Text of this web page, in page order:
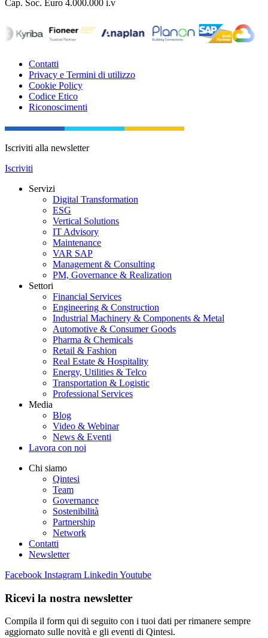
Cap. Soc. Euro 4.000.000 i.v
Contatti
Privacy e Termini di utilizzo
Cookie Policy
Codice Etico
Riconoscimenti
Iscriviti alla newsletter
Iscriviti
Servizi
Digital Transformation
ESG
Vertical Solutions
IT Advisory
Maintenance
VAR SAP
Management & Consulting
PM, Governance & Realization
Settori
Financial Services
Engineering & Construction
Industrial Machinery & Components & Metal
Automotive & Consumer Goods
Pharma & Chemicals
Retail & Fashion
Real Estate & Hospitality
Energy, Utilities & Telco
Transportation & Logistic
Professional Services
Media
Blog
Video & Webinar
News & Eventi
Lavora con noi
Chi siamo
Qintesi
Team
Governance
Sostenibilità
Partnership
Network
Contatti
Newsletter
Facebook Instagram Linkedin Youtube
Ricevi la nostra newsletter
Compila il form qui di seguito con i tuoi dati per rimanere sempre
aggiornato sulle novità e gli eventi di Qintesi.